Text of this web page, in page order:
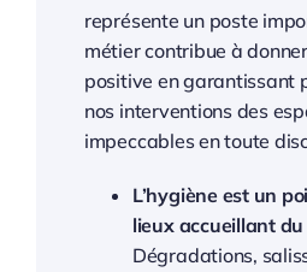
représente un poste
métier contribue à
positive en garantissant
nos interventions des
impeccables en toute
L’hygiène est un
lieux accueillant
Dégradations,